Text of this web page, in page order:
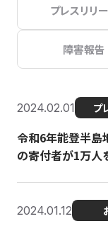
プレスリリ
障害報告
2024.02.01 プ
令和6年能登半島
の寄付者が1万人
2024.01.12